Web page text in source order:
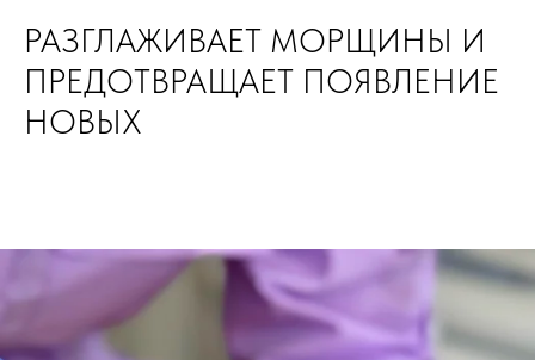
РАЗГЛАЖИВАЕТ МОРЩИНЫ И
ПРЕДОТВРАЩАЕТ ПОЯВЛЕНИЕ
НОВЫХ